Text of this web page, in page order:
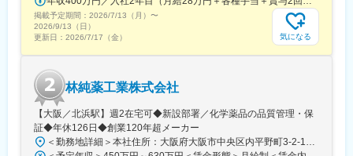
■仕事魅力：
◇R&D・BD・経営の交差点で、会社の技術判断と提携判断のプロ
セスを学べる
れられる
◇スタートアップらしいスピード感の中で、専門性と実務経験を
急速に広げられる
◇海外パートナー訪問や国際学会への出張機会など、国内外でグ
ローバルな実務経験を積める
◇石川を拠点としつつ、能力・役割に応じてフルリモートも相談
掲載予定期間： 2026/7/13（月） 〜
2026/9/13（日）
更新日： 2026/7/17（金） 気になる
林純薬工業株式会社
【大阪／北浜駅】週2在宅可◆新設部署／化学薬品の品質管理・保
証◆年休126日◆創業120年超メーカー